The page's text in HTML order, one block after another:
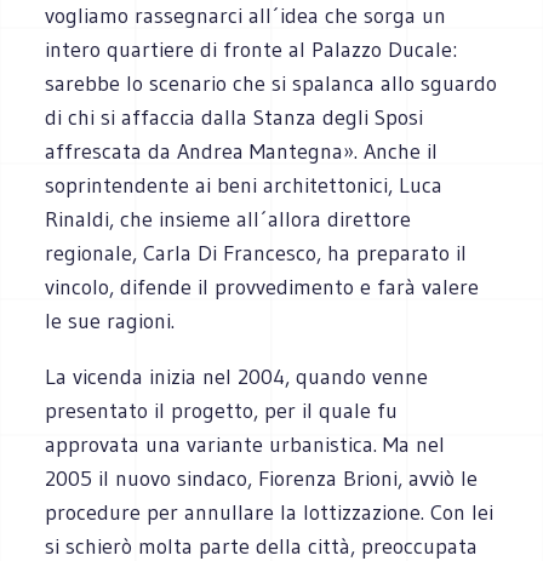
vogliamo rassegnarci all´idea che sorga un
intero quartiere di fronte al Palazzo Ducale:
sarebbe lo scenario che si spalanca allo sguardo
di chi si affaccia dalla Stanza degli Sposi
affrescata da Andrea Mantegna». Anche il
soprintendente ai beni architettonici, Luca
Rinaldi, che insieme all´allora direttore
regionale, Carla Di Francesco, ha preparato il
vincolo, difende il provvedimento e farà valere
le sue ragioni.
La vicenda inizia nel 2004, quando venne
presentato il progetto, per il quale fu
approvata una variante urbanistica. Ma nel
2005 il nuovo sindaco, Fiorenza Brioni, avviò le
procedure per annullare la lottizzazione. Con lei
si schierò molta parte della città, preoccupata